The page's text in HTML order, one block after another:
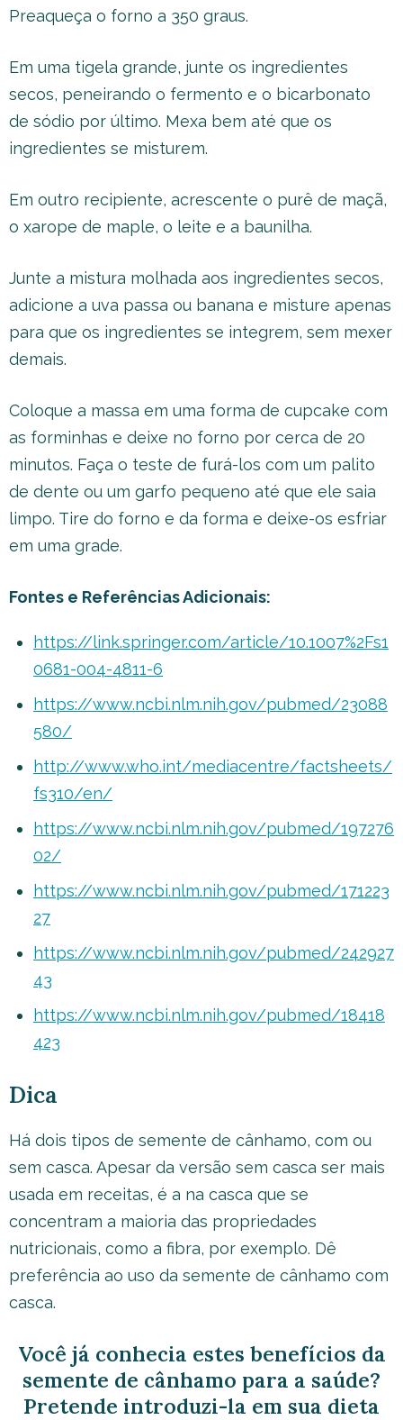
Preaqueça o forno a 350 graus.
Em uma tigela grande, junte os ingredientes
secos, peneirando o fermento e o bicarbonato
de sódio por último. Mexa bem até que os
ingredientes se misturem.
Em outro recipiente, acrescente o purê de maçã,
o xarope de maple, o leite e a baunilha.
Junte a mistura molhada aos ingredientes secos,
adicione a uva passa ou banana e misture apenas
para que os ingredientes se integrem, sem mexer
demais.
Coloque a massa em uma forma de cupcake com
as forminhas e deixe no forno por cerca de 20
minutos. Faça o teste de furá-los com um palito
de dente ou um garfo pequeno até que ele saia
limpo. Tire do forno e da forma e deixe-os esfriar
em uma grade.
Fontes e Referências Adicionais:
https://link.springer.com/article/10.1007%2Fs1
0681-004-4811-6
https://www.ncbi.nlm.nih.gov/pubmed/23088
580/
http://www.who.int/mediacentre/factsheets/
fs310/en/
https://www.ncbi.nlm.nih.gov/pubmed/197276
02/
https://www.ncbi.nlm.nih.gov/pubmed/171223
27
https://www.ncbi.nlm.nih.gov/pubmed/242927
43
https://www.ncbi.nlm.nih.gov/pubmed/18418
423
Dica
Há dois tipos de semente de cânhamo, com ou
sem casca. Apesar da versão sem casca ser mais
usada em receitas, é a na casca que se
concentram a maioria das propriedades
nutricionais, como a fibra, por exemplo. Dê
preferência ao uso da semente de cânhamo com
casca.
Você já conhecia estes benefícios da
semente de cânhamo para a saúde?
Pretende introduzi-la em sua dieta